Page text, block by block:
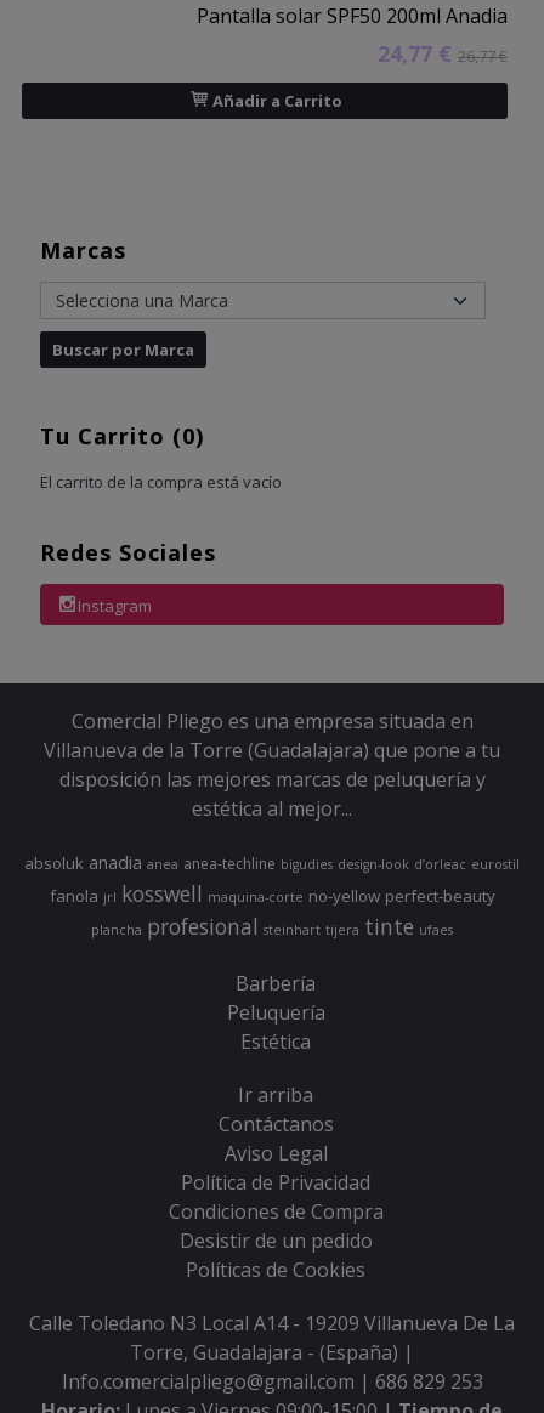
Marcas
Tu Carrito (0)
El carrito de la compra está vacío
Redes Sociales
Instagram
Pantalla solar SPF50 200ml Anadia
24,77 € 26,77 €
Añadir a Carrito
Comercial Pliego es una empresa situada en
Villanueva de la Torre (Guadalajara) que pone a tu
disposición las mejores marcas de peluquería y
estética al mejor...
absoluk anadia anea anea-techline bigudies design-look d’orleac eurostil
fanola jrl kosswell maquina-corte no-yellow perfect-beauty
plancha profesional steinhart tijera tinte ufaes
Barbería
Peluquería
Estética
Ir arriba
Contáctanos
Aviso Legal
Política de Privacidad
Condiciones de Compra
Desistir de un pedido
Políticas de Cookies
Calle Toledano N3 Local A14 - 19209 Villanueva De La
Torre, Guadalajara - (España) |
Info.comercialpliego@gmail.com | 686 829 253